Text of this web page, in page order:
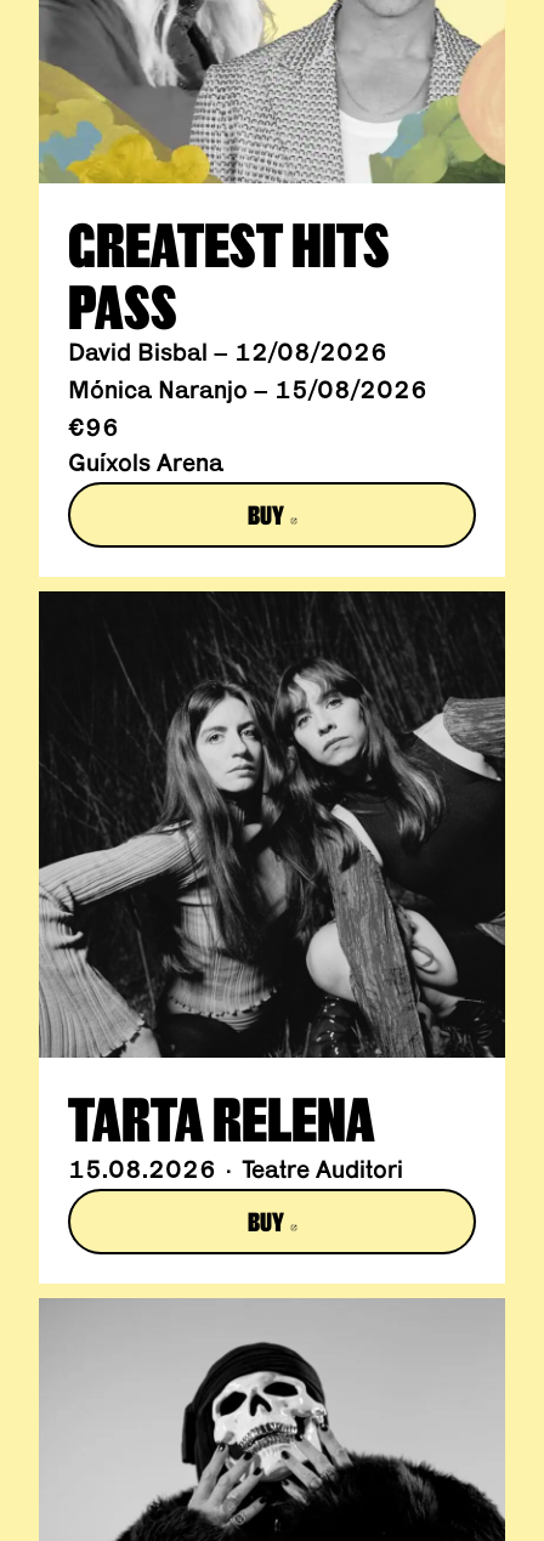
GREATEST HITS
PASS
David Bisbal – 12/08/2026
Mónica Naranjo – 15/08/2026
€96
Guíxols Arena
BUY ABRE EN NUEVA VENTANA
TARTA RELENA
15.08.2026 · Teatre Auditori
BUY ABRE EN NUEVA VENTANA